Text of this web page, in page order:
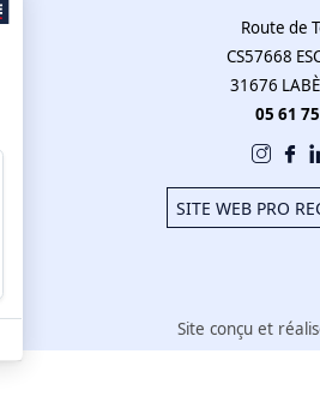
Route de
CS57668
31676
05 61
SITE WEB PRO
Site conçu et